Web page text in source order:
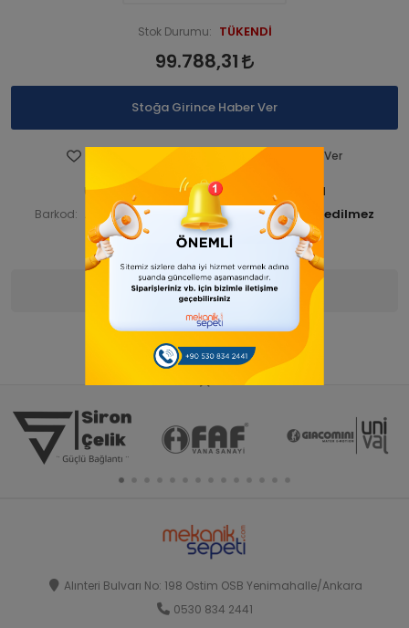
Stok Durumu: TÜKENDİ
99.788,31
Stoğa Girince Haber Ver
Fiyatı Düşünce Haber Ver
Ürün Kodu: ATABOYLER 000211-ANA ÜRN
Barkod: ATABOYLER00030 İade Bilgisi:
Ürün Bilgisi Yorumlar
Alınteri Bulvarı No: 198 Ostim OSB Yenimahalle/Ankara
0530 834 2441